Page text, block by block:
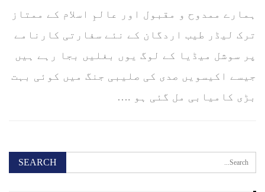
ہمارے ممدوح و مقبول اور عالمِ اسلام کے ممتاز
ترک لیڈر طیب اردگان کے نئے سفارتی کارنامے
پر سوشل میڈیا کے لوگ یوں بغلیں بجا رہے ہیں
جیسے اکیسویں صدی کی صلیبی جنگ میں کوئی بہت
بڑی کامیابی مل گئی ہو .…